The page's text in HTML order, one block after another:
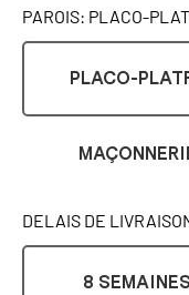
PAROIS: PLACO-
PLACO-
DELAIS DE
8 SEMAINES